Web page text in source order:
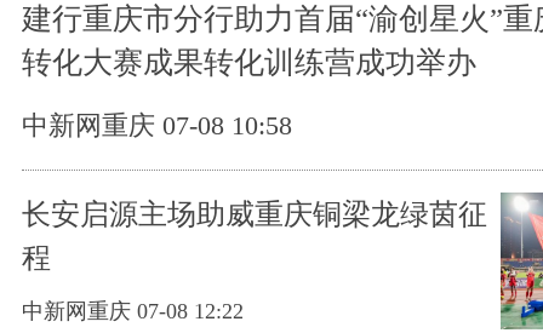
建行重庆市分行助力首届“渝创星火”
转化大赛成果转化训练营成功举办
中新网重庆 07-08 10:58
长安启源主场助威重庆铜梁龙绿茵征
程
中新网重庆 07-08 12:22